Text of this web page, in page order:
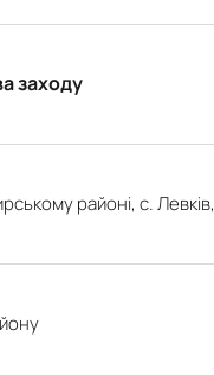
для студентів ОС
заходу
районі, с. Левків,